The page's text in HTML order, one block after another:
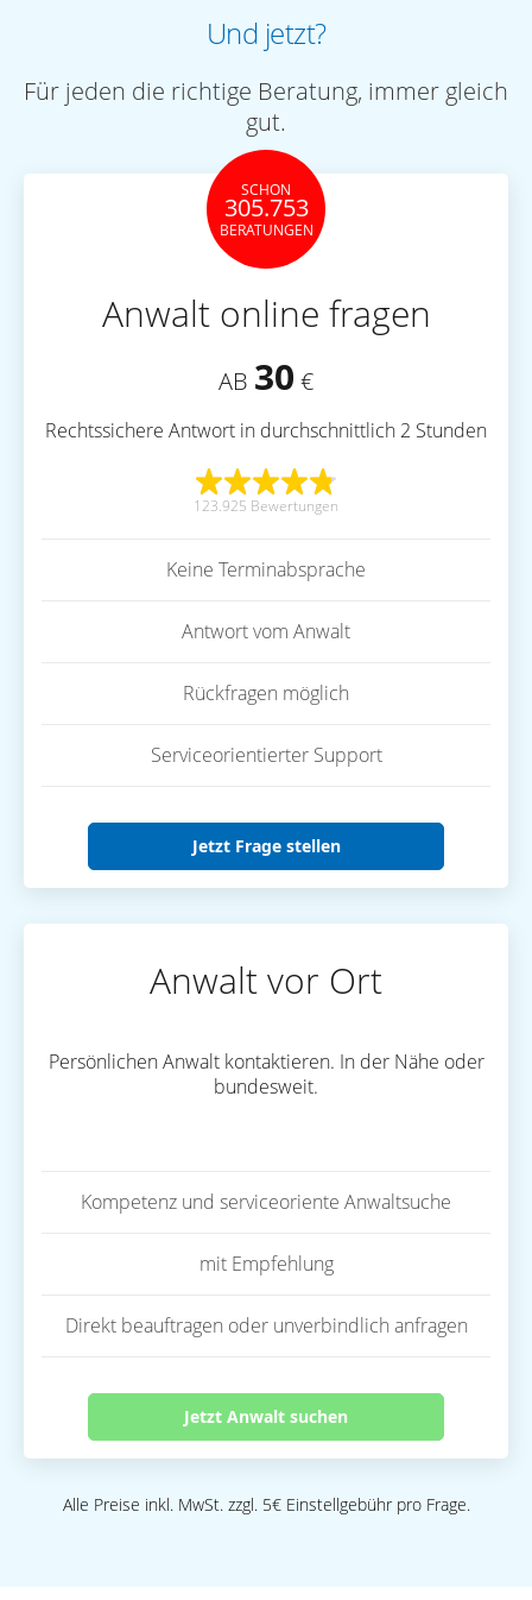
Und jetzt?
Für jeden die richtige Beratung, immer gleich
gut.
SCHON
305.753
BERATUNGEN
Anwalt online fragen
AB 30 €
Rechtssichere Antwort in durchschnittlich 2 Stunden
123.925 Bewertungen
Keine Terminabsprache
Antwort vom Anwalt
Rückfragen möglich
Serviceorientierter Support
Jetzt Frage stellen
Anwalt vor Ort
Persönlichen Anwalt kontaktieren. In der Nähe oder
bundesweit.
Kompetenz und serviceoriente Anwaltsuche
mit Empfehlung
Direkt beauftragen oder unverbindlich anfragen
Jetzt Anwalt suchen
Alle Preise inkl. MwSt. zzgl. 5€ Einstellgebühr pro Frage.